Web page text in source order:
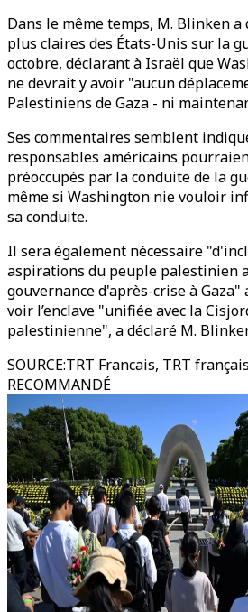
Dans le même temps, M. Blinken
plus claires des États-Unis sur la
octobre, déclarant à Israël que
ne devrait y avoir "aucun
Palestiniens de Gaza - ni
Ses commentaires semblent
responsables américains
préoccupés par la conduite de la
même si Washington nie vouloir
sa conduite.
Il sera également nécessaire
aspirations du peuple palestinien
gouvernance d'après-crise à
voir l’enclave "unifiée avec la
palestinienne", a déclaré M.
SOURCE:TRT Francais, TRT
RECOMMANDÉ